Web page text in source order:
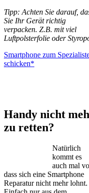
Tipp: Achten Sie darauf,
Sie Ihr Gerät richtig
verpacken. Z.B. mit viel
Luftpolsterfolie oder
Smartphone zum
schicken*
Handy nicht
zu retten?
Natürlich
kommt es
auch mal
dass sich eine Smartphone
Reparatur nicht mehr lohnt.